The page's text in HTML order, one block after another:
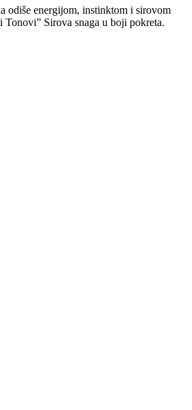
odiše energijom, instinktom i sirovom
Sirova snaga u boji pokreta.